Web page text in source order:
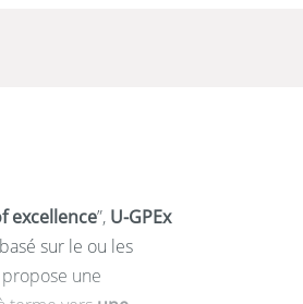
excellence”, U-GPEx
sur le ou les
une